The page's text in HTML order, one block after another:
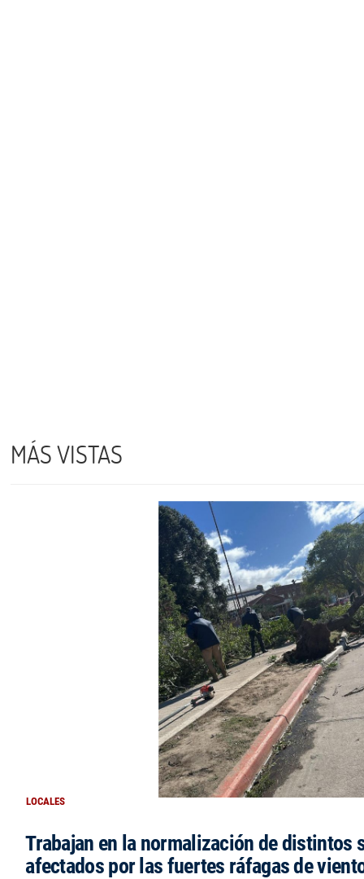
MÁS VISTAS
LOCALES
Trabajan en la normalización de distintos
afectados por las fuertes ráfagas de